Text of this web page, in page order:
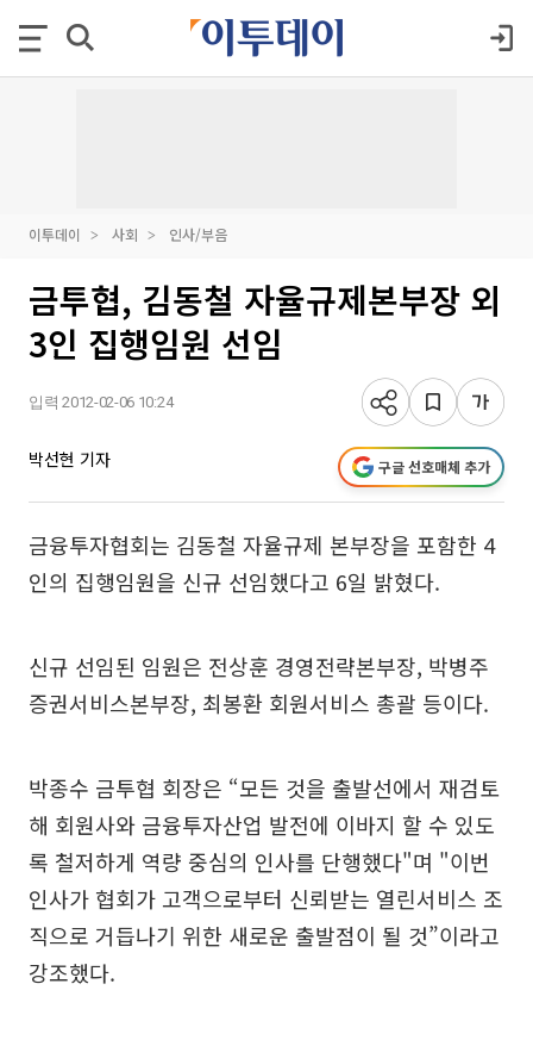
이투데이 사회 인사/부음
금투협, 김동철 자율규제본부장 외
3인 집행임원 선임
입력 2012-02-06 10:24
박선현 기자 구글 선호매체 추가
금융투자협회는 김동철 자율규제 본부장을 포함한 4
인의 집행임원을 신규 선임했다고 6일 밝혔다.
신규 선임된 임원은 전상훈 경영전략본부장, 박병주
증권서비스본부장, 최봉환 회원서비스 총괄 등이다.
박종수 금투협 회장은 “모든 것을 출발선에서 재검토
해 회원사와 금융투자산업 발전에 이바지 할 수 있도
록 철저하게 역량 중심의 인사를 단행했다"며 "이번
인사가 협회가 고객으로부터 신뢰받는 열린서비스 조
직으로 거듭나기 위한 새로운 출발점이 될 것”이라고
강조했다.